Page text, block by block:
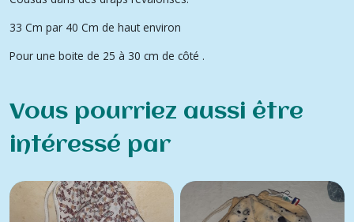
33 Cm par 40 Cm de haut environ
Pour une boite de 25 à 30 cm de côté .
Vous pourriez aussi être
intéressé par